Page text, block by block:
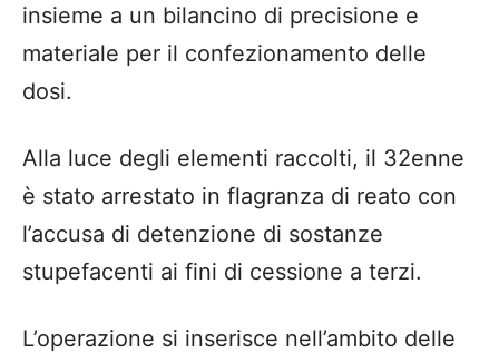
insieme a un bilancino di precisione e
materiale per il confezionamento delle
dosi.
Alla luce degli elementi raccolti, il 32enne
è stato arrestato in flagranza di reato con
l’accusa di detenzione di sostanze
stupefacenti ai fini di cessione a terzi.
L’operazione si inserisce nell’ambito delle